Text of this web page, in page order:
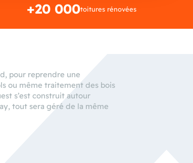
+20 000toitures rénovées
pour reprendre une
ou même traitement des bois
s’est construit autour
tout sera géré de la même